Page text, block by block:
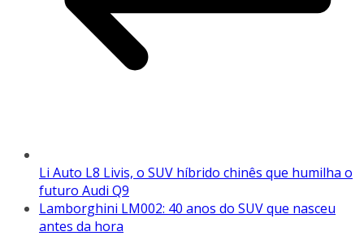
Li Auto L8 Livis, o SUV híbrido chinês que humilha o
futuro Audi Q9
Lamborghini LM002: 40 anos do SUV que nasceu
antes da hora